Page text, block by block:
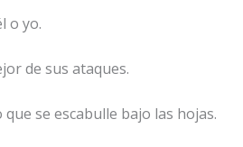
o yo.
de sus ataques.
se escabulle bajo las hojas.